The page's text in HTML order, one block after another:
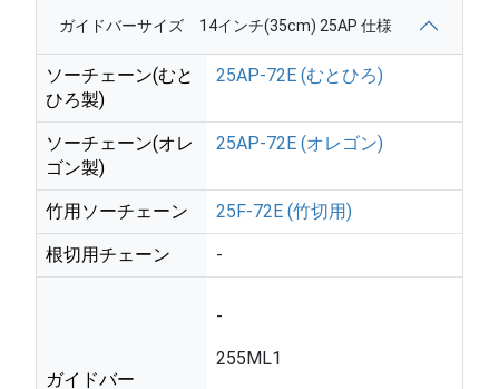
ガイドバーサイズ 14インチ(35cm) 25AP 仕様
ソーチェーン(むと
ひろ製)
25AP-72E (むとひろ)
ソーチェーン(オレ
ゴン製)
25AP-72E (オレゴン)
竹用ソーチェーン 25F-72E (竹切用)
根切用チェーン -
ガイドバー
-
255ML1